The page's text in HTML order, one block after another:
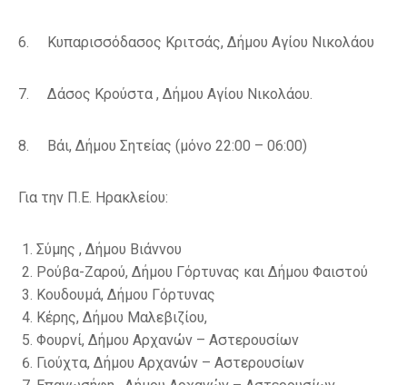
6. Κυπαρισσόδασος Κριτσάς, Δήμου Αγίου Νικολάου
7. Δάσος Κρούστα , Δήμου Αγίου Νικολάου.
8. Βάι, Δήμου Σητείας (μόνο 22:00 – 06:00)
Για την Π.Ε. Ηρακλείου:
Σύμης , Δήμου Βιάννου
Ρούβα-Ζαρού, Δήμου Γόρτυνας και Δήμου Φαιστού
Κουδουμά, Δήμου Γόρτυνας
Κέρης, Δήμου Μαλεβιζίου,
Φουρνί, Δήμου Αρχανών – Αστερουσίων
Γιούχτα, Δήμου Αρχανών – Αστερουσίων